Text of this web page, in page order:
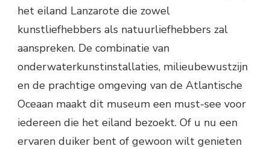
het eiland Lanzarote die zowel
kunstliefhebbers als natuurliefhebbers zal
aanspreken. De combinatie van
onderwaterkunstinstallaties, milieubewustzijn
en de prachtige omgeving van de Atlantische
Oceaan maakt dit museum een must-see voor
iedereen die het eiland bezoekt. Of u nu een
ervaren duiker bent of gewoon wilt genieten